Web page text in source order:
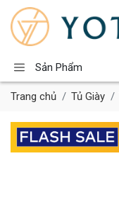
Sản Phẩm
Trang chủ Tủ Giày